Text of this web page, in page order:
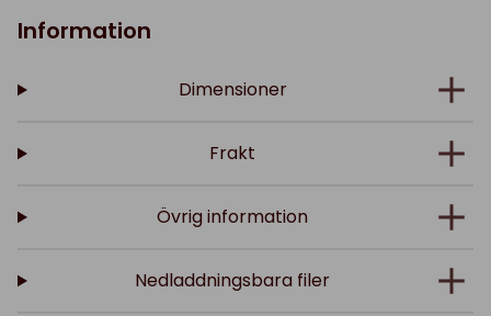
Information
Dimensioner
Frakt
Övrig information
Nedladdningsbara filer